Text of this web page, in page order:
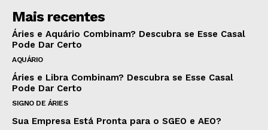
Mais recentes
Áries e Aquário Combinam? Descubra se Esse Casal
Pode Dar Certo
AQUÁRIO
Áries e Libra Combinam? Descubra se Esse Casal
Pode Dar Certo
SIGNO DE ÁRIES
Sua Empresa Está Pronta para o SGEO e AEO?